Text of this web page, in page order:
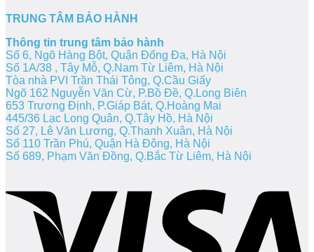
TRUNG TÂM BẢO HÀNH
Thông tin trung tâm bảo hành
Số 6, Ngõ Hàng Bột, Quận Đống Đa, Hà Nội
Số 1A/38 , Tây Mỗ, Q.Nam Từ Liêm, Hà Nội
Tòa nhà PVI Trần Thái Tông, Q.Cầu Giấy
Ngõ 162 Nguyễn Văn Cừ, P.Bồ Đề, Q.Long Biên
653 Trương Định, P.Giáp Bát, Q.Hoàng Mai
445/36 Lạc Long Quân, Q.Tây Hồ, Hà Nội
Số 27, Lê Văn Lương, Q.Thanh Xuân, Hà Nội
Số 110 Trần Phú, Quận Hà Đông, Hà Nội
Số 689, Phạm Văn Đồng, Q.Bắc Từ Liêm, Hà Nội